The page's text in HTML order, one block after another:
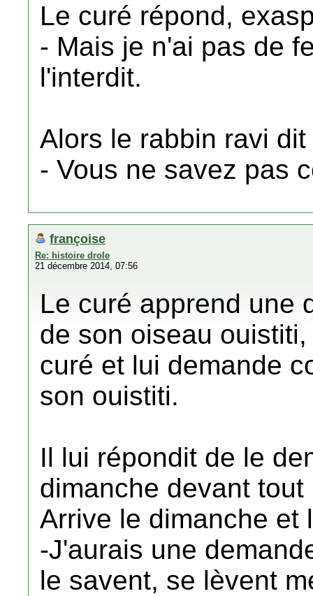
Le curé répond,
- Mais je n'ai pas de
l'interdit.
Alors le rabbin ravi dit
- Vous ne savez pas
françoise
Re: histoire drole
21 décembre 2014, 07:56
Le curé apprend une
de son oiseau
curé et lui demande
son ouistiti.
Il lui répondit de le
dimanche devant tout
Arrive le dimanche et
-J'aurais une
le savent, se lèvent